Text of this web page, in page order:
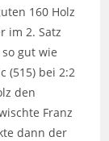
160 Holz
im 2. Satz
gut wie
(515) bei 2:2
den
Franz
dann der